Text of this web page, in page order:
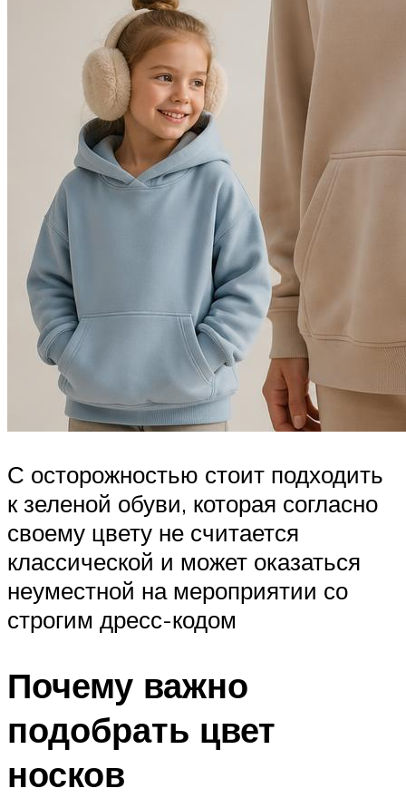
С осторожностью стоит подходить
к зеленой обуви, которая согласно
своему цвету не считается
классической и может оказаться
неуместной на мероприятии со
строгим дресс-кодом
Почему важно
подобрать цвет
носков